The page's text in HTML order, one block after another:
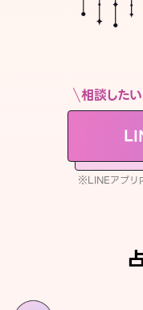
相談した
※LINEアプリ